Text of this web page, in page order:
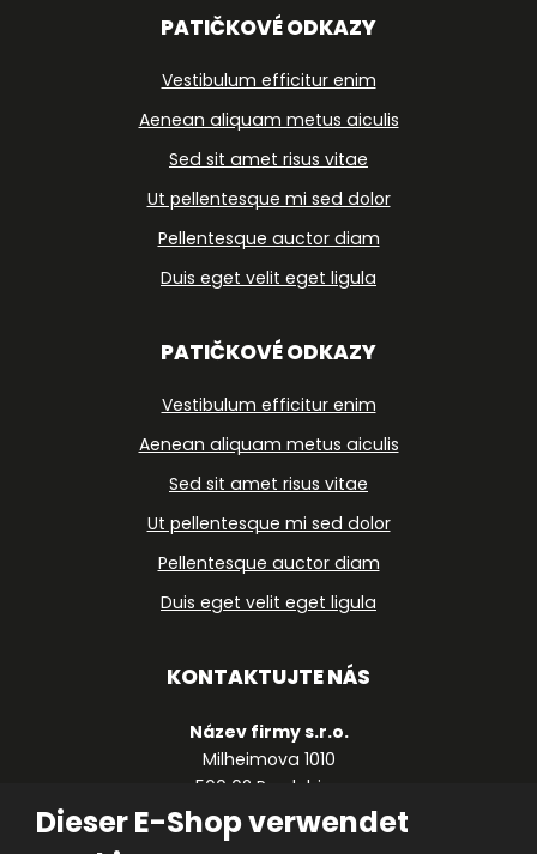
Dieser E-Shop verwendet
PATIČKOVÉ ODKAZY
Vestibulum efficitur enim
Aenean aliquam metus aiculis
Sed sit amet risus vitae
Ut pellentesque mi sed dolor
Pellentesque auctor diam
Duis eget velit eget ligula
PATIČKOVÉ ODKAZY
Vestibulum efficitur enim
Aenean aliquam metus aiculis
Sed sit amet risus vitae
Ut pellentesque mi sed dolor
Pellentesque auctor diam
Duis eget velit eget ligula
KONTAKTUJTE NÁS
Název firmy s.r.o.
Milheimova 1010
500 02 Pardubice
Česká republika